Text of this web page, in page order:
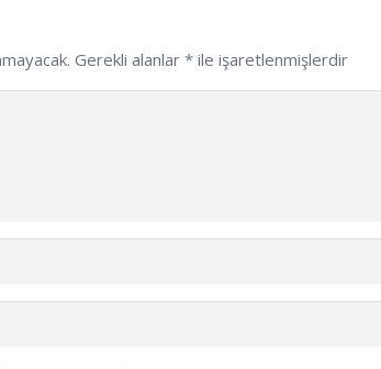
Gerekli alanlar * ile işaretlenmişlerdir